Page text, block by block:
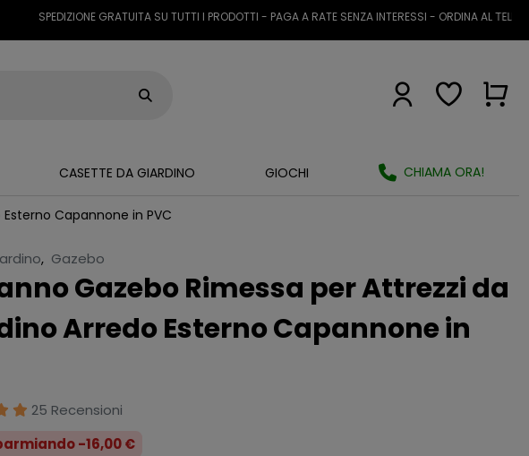
SPEDIZIONE GRATUITA SU TUTTI I PRODOTTI - PAGA A RATE SENZA INTERESSI - ORDINA AL TELEFONO O
CASETTE DA GIARDINO GIOCHI CHIAMA ORA!
Capannone in PVC
, Gazebo
Gazebo Rimessa per Attrezzi da
Arredo Esterno Capannone in
25 Recensioni
-16,00 €